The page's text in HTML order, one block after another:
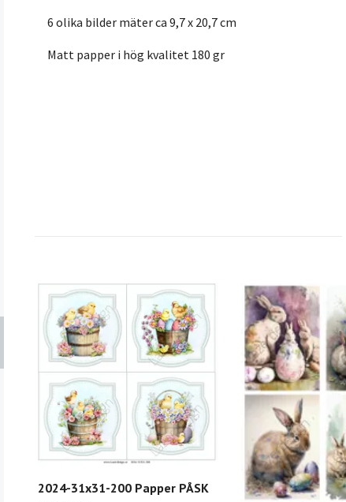
6 olika bilder mäter ca 9,7 x 20,7 cm
Matt papper i hög kvalitet 180 gr
2024-31x31-200 Papper PÅSK